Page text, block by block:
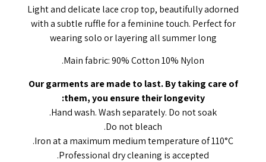
Light and delicate lace crop top, beautifully adorned
with a subtle ruffle for a feminine touch. Perfect for
wearing solo or layering all summer long
Main fabric: 90% Cotton 10% Nylon.
Our garments are made to last. By taking care of
them, you ensure their longevity:
Hand wash. Wash separately. Do not soak.
Do not bleach.
Iron at a maximum medium temperature of 110°C.
Professional dry cleaning is accepted.